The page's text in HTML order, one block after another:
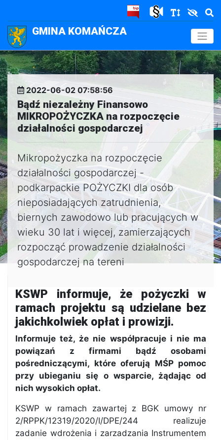
GMINA KOMAŃCZA .
2022-06-02 07:58:56
Bądź niezależny Finansowo
MIKROPOŻYCZKA na rozpoczęcie
działalności gospodarczej
Mikropożyczka na rozpoczęcie
działalności gospodarczej -
podkarpackie POŻYCZKI dla osób
nieposiadających zatrudnienia,
biernych zawodowo lub pracujących w
wieku 30 lat i więcej, zamierzających
rozpocząć prowadzenie działalności
gospodarczej na tereni
KSWP informuje, że pożyczki w
ramach projektu są udzielane bez
jakichkolwiek opłat i prowizji.
Informuje też, że nie współpracuje i nie ma
powiązań z firmami bądź osobami
pośredniczącymi, które oferują MŚP pomoc
przy ubieganiu się o wsparcie, żądając od
nich wysokich opłat.
KSWP w ramach zawartej z BGK umowy nr
2/RPPK/12319/2020/I/DPE/244 realizuje
zadanie wdrożenia i zarzadzania Instrumentem